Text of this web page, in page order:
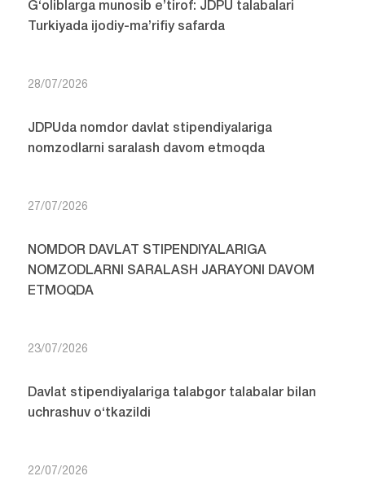
G‘oliblarga munosib e’tirof: JDPU talabalari
Turkiyada ijodiy-ma’rifiy safarda
28/07/2026
JDPUda nomdor davlat stipendiyalariga
nomzodlarni saralash davom etmoqda
27/07/2026
NOMDOR DAVLAT STIPENDIYALARIGA
NOMZODLARNI SARALASH JARAYONI DAVOM
ETMOQDA
23/07/2026
Davlat stipendiyalariga talabgor talabalar bilan
uchrashuv o‘tkazildi
22/07/2026